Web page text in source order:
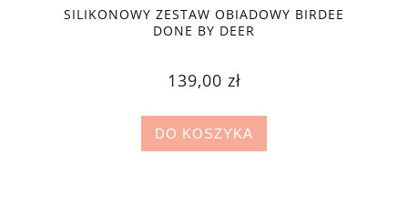
SILIKONOWY ZESTAW OBIADOWY BIRDEE
DONE BY DEER
139,00 zł
DO KOSZYKA